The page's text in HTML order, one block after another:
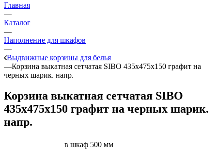
Главная
—
Каталог
—
Наполнение для шкафов
—
Выдвижные корзины для белья
—Корзина выкатная сетчатая SIBO 435х475х150 графит на
черных шарик. напр.
Корзина выкатная сетчатая SIBO
435х475х150 графит на черных шарик.
напр.
в шкаф 500 мм